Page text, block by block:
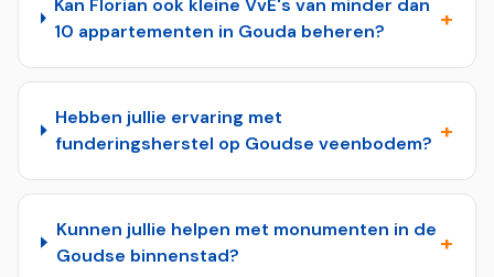
10 appartementen in Gouda beheren?
+
Hebben jullie ervaring met
funderingsherstel op Goudse veenbodem? +
Kunnen jullie helpen met monumenten in de
Goudse binnenstad?
+